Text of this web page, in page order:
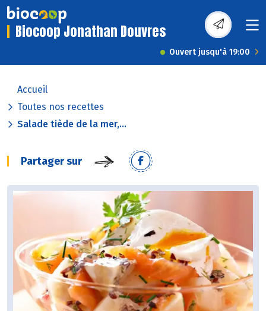
Biocoop Jonathan Douvres
Ouvert jusqu'à 19:00
Accueil
Toutes nos recettes
Salade tiède de la mer,...
Partager sur